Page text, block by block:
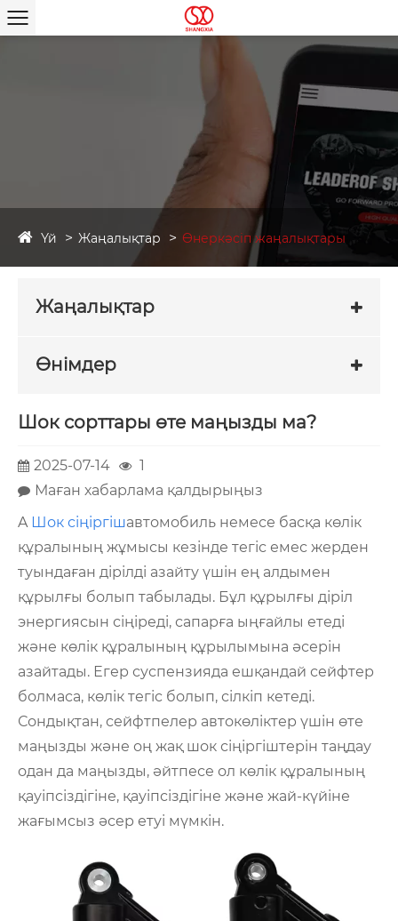
Үй Жаңалықтар Өнеркәсіп жаңалықтары
Жаңалықтар
Өнімдер
Шок сорттары өте маңызды ма?
2025-07-14
1
Маған хабарлама қалдырыңыз
A Шок сіңіргішавтомобиль немесе басқа көлік
құралының жұмысы кезінде тегіс емес жерден
туындаған дірілді азайту үшін ең алдымен
құрылғы болып табылады. Бұл құрылғы діріл
энергиясын сіңіреді, сапарға ыңғайлы етеді
және көлік құралының құрылымына әсерін
азайтады. Егер суспензияда ешқандай сейфтер
болмаса, көлік тегіс болып, сілкіп кетеді.
Сондықтан, сейфтпелер автокөліктер үшін өте
маңызды және оң жақ шок сіңіргіштерін таңдау
одан да маңызды, әйтпесе ол көлік құралының
қауіпсіздігіне, қауіпсіздігіне және жай-күйіне
жағымсыз әсер етуі мүмкін.